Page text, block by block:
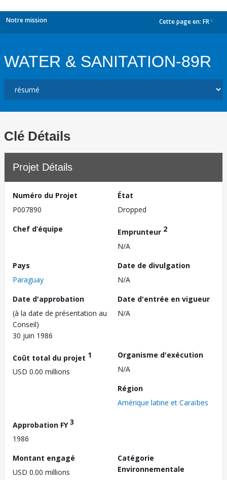
Notre mission Cette page en: FR
WATER & SANITATION-89R
Clé Détails
Projet Détails
Numéro du Projet
P007890
État
Dropped
Chef d’équipe
Emprunteur 2
N/A
Pays
Paraguay
Date de divulgation
N/A
Date d'approbation
(à la date de présentation au
Conseil)
30 juin 1986
Date d'entrée en vigueur
N/A
Coût total du projet 1
USD 0.00 millions
Organisme d'exécution
N/A
Région
Amérique latine et Caraïbes
Approbation FY3
1986
Montant engagé
USD 0.00 millions
Catégorie
Environnementale